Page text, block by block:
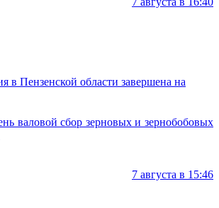
в Пензенской области завершена на
валовой сбор зерновых и зернобобовых
7 августа в 15:46